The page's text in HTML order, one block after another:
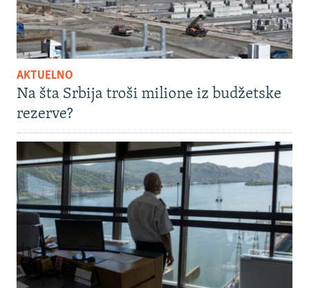
AKTUELNO
Na šta Srbija troši milione iz budžetske
rezerve?